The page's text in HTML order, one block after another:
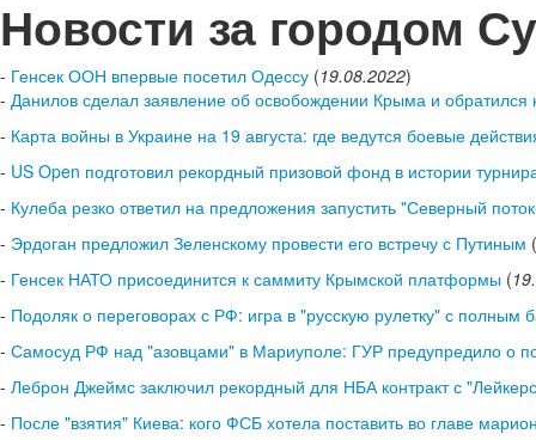
Новости за городом
- Генсек ООН впервые посетил Одессу (19.08.2022)
- Данилов сделал заявление об освобождении Крыма и
- Карта войны в Украине на 19 августа: где ведутся боевые
- US Open подготовил рекордный призовой фонд в истории
- Кулеба резко ответил на предложения запустить "Северный
- Эрдоган предложил Зеленскому провести его встречу с Путиным (
- Генсек НАТО присоединится к саммиту Крымской платформы (
- Подоляк о переговорах с РФ: игра в "русскую рулетку" с
- Самосуд РФ над "азовцами" в Мариуполе: ГУР предупредило о
- Леброн Джеймс заключил рекордный для НБА контракт с
- После "взятия" Киева: кого ФСБ хотела поставить во главе